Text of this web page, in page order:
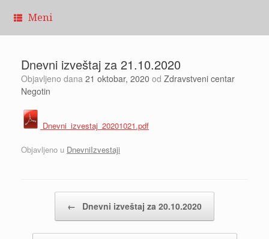
Meni
Dnevni izveštaj za 21.10.2020
Objavljeno dana 21 oktobar, 2020 od Zdravstveni centar
Negotin
Dnevni_izvestaj_20201021.pdf
Objavljeno u DnevniIzvestaji
← Dnevni izveštaj za 20.10.2020